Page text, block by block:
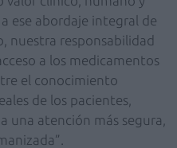
ese abordaje integral de
nuestra responsabilidad
a los medicamentos
el conocimiento
de los pacientes,
atención más segura,